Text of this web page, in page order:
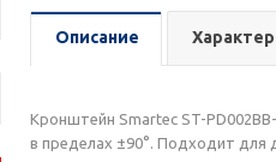
Описание
Кронштейн Smartec ST-
в пределах ±90°. Подходит для